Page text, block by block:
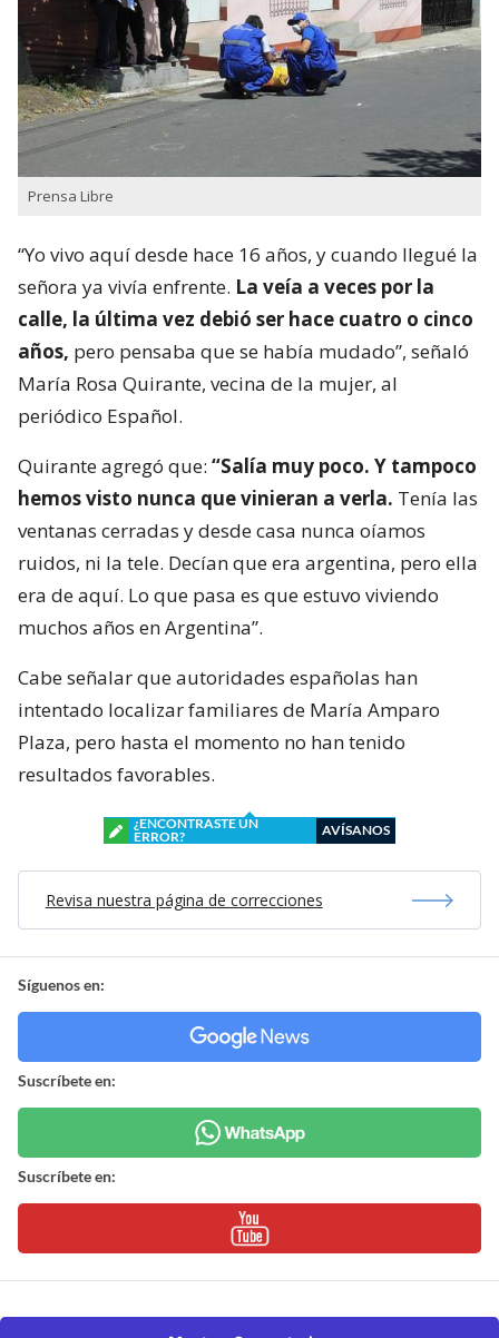
Prensa Libre
“Yo vivo aquí desde hace 16 años, y cuando llegué la
señora ya vivía enfrente. La veía a veces por la
calle, la última vez debió ser hace cuatro o cinco
años, pero pensaba que se había mudado”, señaló
María Rosa Quirante, vecina de la mujer, al
periódico Español.
Quirante agregó que: “Salía muy poco. Y tampoco
hemos visto nunca que vinieran a verla. Tenía las
ventanas cerradas y desde casa nunca oíamos
ruidos, ni la tele. Decían que era argentina, pero ella
era de aquí. Lo que pasa es que estuvo viviendo
muchos años en Argentina”.
Cabe señalar que autoridades españolas han
intentado localizar familiares de María Amparo
Plaza, pero hasta el momento no han tenido
resultados favorables.
¿ENCONTRASTE UN
ERROR?
AVÍSANOS
Revisa nuestra página de correcciones
Síguenos en:
Suscríbete en:
Suscríbete en: